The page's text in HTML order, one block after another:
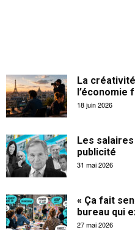
La
l’économie
18 juin 2026
Les
publicité
31 mai 2026
« Ça fait
bureau qui
27 mai 2026